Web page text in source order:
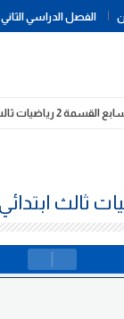
الفصل الدراسي الثاني
ثالث ابتدائي ف2